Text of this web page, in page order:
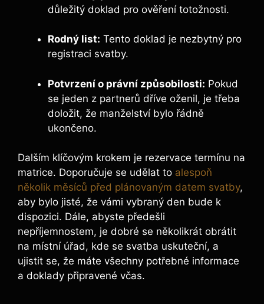
důležitý doklad pro ověření totožnosti.
Rodný list: Tento doklad je nezbytný pro
registraci svatby.
Potvrzení o právní způsobilosti: Pokud
se jeden z partnerů dříve oženil, je třeba
doložit, že manželství bylo řádně
ukončeno.
Dalším klíčovým krokem je rezervace termínu na
matrice. Doporučuje se udělat to alespoň
několik měsíců před plánovaným datem svatby,
aby bylo jisté, že vámi vybraný den bude k
dispozici. Dále, abyste předešli
nepříjemnostem, je dobré se několikrát obrátit
na místní úřad, kde se svatba uskuteční, a
ujistit se, že máte všechny potřebné informace
a doklady připravené včas.